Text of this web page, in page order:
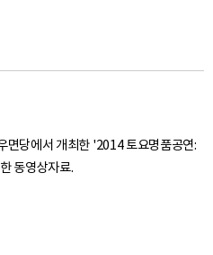
면당에서 개최한 '2014 토요명품공연:
동영상자료.